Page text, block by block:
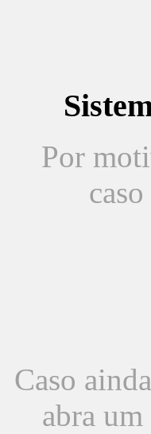
Por
Caso
abra